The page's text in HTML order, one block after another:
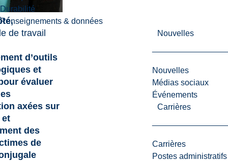
Durabilité
Renseignements & données
Nouvelles
Nouvelles
Médias sociaux
Événements
Carrières
Carrières
Postes
de travail
d’outils
et
évaluer
axées sur
et
des
de